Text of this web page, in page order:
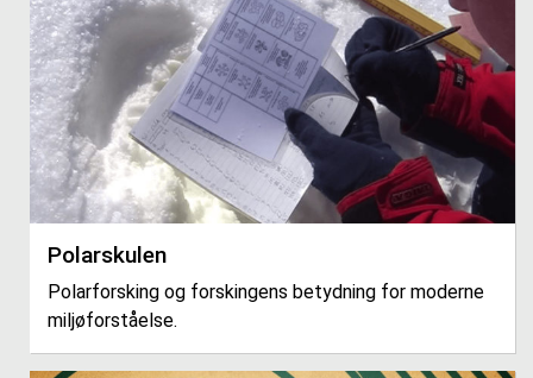
Polarskulen
Polarforsking og forskingens betydning for moderne
miljøforståelse.